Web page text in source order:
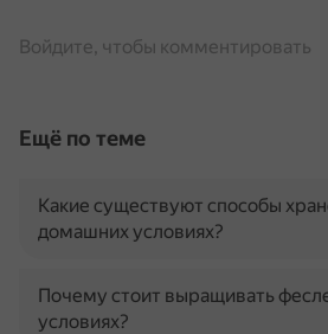
Войдите, чтобы комментировать
Ещё по теме
Какие существуют способы
домашних условиях?
Почему стоит выращивать
условиях?